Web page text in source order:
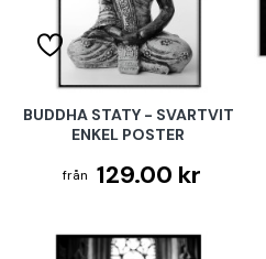
BUDDHA STATY - SVARTVIT
ENKEL POSTER
129.00 kr